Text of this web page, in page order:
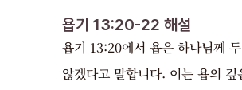
욥기 13:20-22 해설
욥기 13:20에서 욥은 하나님께
않겠다고 말합니다. 이는 욥의